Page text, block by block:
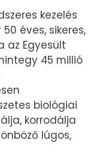
kezelés
éves, sikeres,
az Egyesült
45 millió
biológiai
korrodálja
lúgos,